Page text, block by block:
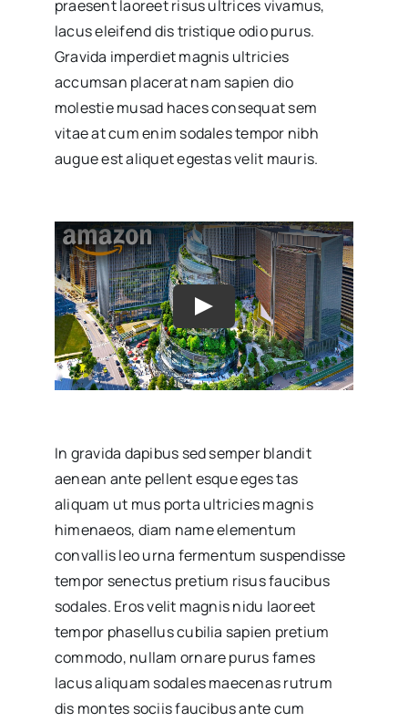
praesent laoreet risus ultrices vivamus,
lacus eleifend dis tristique odio purus.
Gravida imperdiet magnis ultricies
accumsan placerat nam sapien dio
molestie musad haces consequat sem
vitae at cum enim sodales tempor nibh
augue est aliquet egestas velit mauris.
In gravida dapibus sed semper blandit
aenean ante pellent esque eges tas
aliquam ut mus porta ultricies magnis
himenaeos, diam nameelementum
convallis leo urna fermentum suspendisse
tempor senectus pretium risus faucibus
sodales. Eros velit magnis nidu laoreet
tempor phasellus cubilia sapien pretium
commodo, nullam ornare purus fames
lacus aliquam sodales maecenas rutrum
dis montes sociis faucibus ante cum